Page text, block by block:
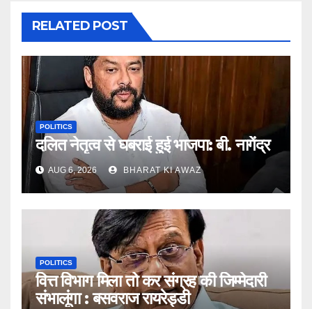
RELATED POST
POLITICS
दलित नेतृत्व से घबराई हुई भाजपा: बी. नागेंद्र
AUG 6, 2026 BHARAT KI AWAZ
POLITICS
वित्त विभाग मिला तो कर संग्रह की जिम्मेदारी
संभालूंगा : बसवराज रायरेड्डी